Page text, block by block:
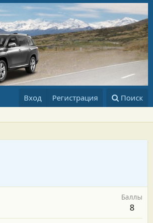
Вход Регистрация Поиск
Баллы
8